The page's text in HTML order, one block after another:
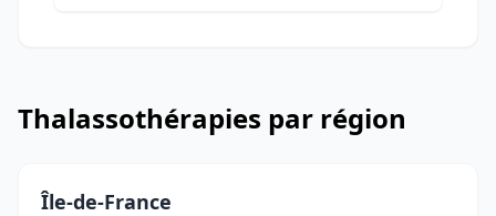
Thalassothérapies par région
Île-de-France